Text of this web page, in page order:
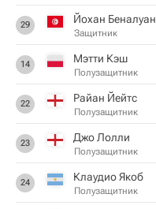
29 Йохан Беналуан
Защитник
14 Мэтти Кэш
Полузащитник
22 Райан Йейтс
Полузащитник
23 Джо Лолли
Полузащитник
24 Клаудио Якоб
Полузащитник